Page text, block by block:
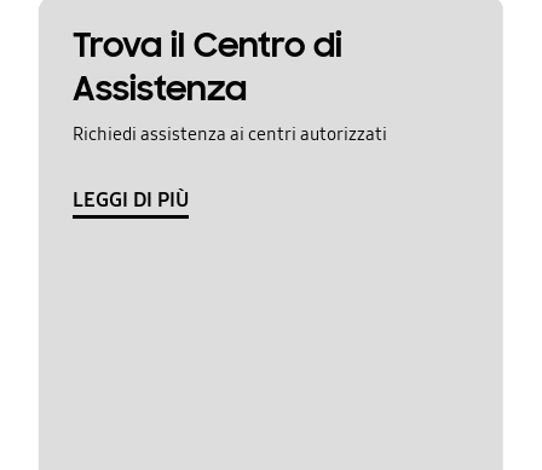
Trova il Centro di
Assistenza
Richiedi assistenza ai centri autorizzati
LEGGI DI PIÙ